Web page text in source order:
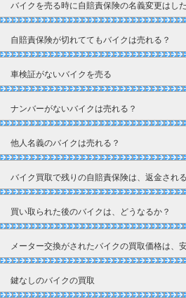
バイクを売る時に自賠責保険の名義変更はし
自賠責保険が切れててもバイクは売れる？
車検証がないバイクを売る
ナンバーがないバイクは売れる？
他人名義のバイクは売れる？
バイク買取で残りの自賠責保険は、返金され
買い取られた後のバイクは、どうなるか？
メーター交換がされたバイクの買取価格は、
鍵なしのバイクの買取